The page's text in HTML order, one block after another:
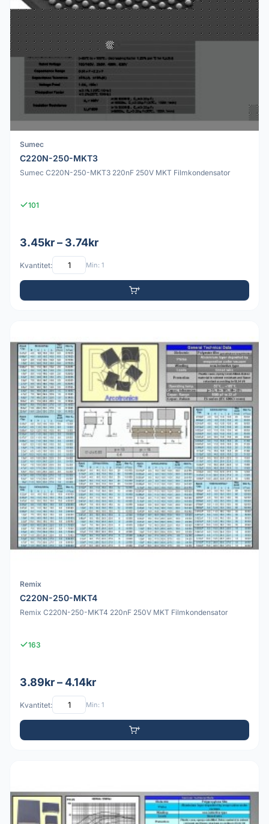
Sumec
C220N-250-MKT3
Sumec C220N-250-MKT3 220nF 250V MKT Filmkondensator
101
3.45kr – 3.74kr
Kvantitet: Min: 1
Remix
C220N-250-MKT4
Remix C220N-250-MKT4 220nF 250V MKT Filmkondensator
163
3.89kr – 4.14kr
Kvantitet: Min: 1